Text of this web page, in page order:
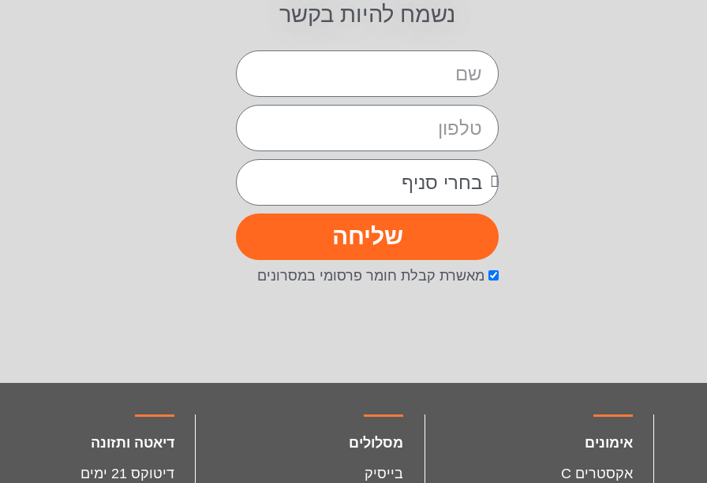
נשמח להיות בקשר
מאשרת קבלת חומר פרסומי במסרונים
שליחה
אימונים
אקסטרים C
מסלולים
בייסיק
דיאטה ותזונה
דיטוקס 21 ימים
facebook